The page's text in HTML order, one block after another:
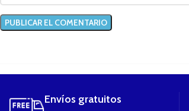
Envíos gratuitos